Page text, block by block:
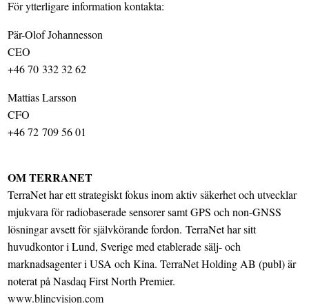
För ytterligare information kontakta:
Pär-Olof Johannesson
CEO
+46 70 332 32 62
Mattias Larsson
CFO
+46 72 709 56 01
OM TERRANET
TerraNet har ett strategiskt fokus inom aktiv säkerhet och utvecklar
mjukvara för radiobaserade sensorer samt GPS och non-GNSS
lösningar avsett för självkörande fordon. TerraNet har sitt
huvudkontor i Lund, Sverige med etablerade sälj- och
marknadsagenter i USA och Kina. TerraNet Holding AB (publ) är
noterat på Nasdaq First North Premier.
www.blincvision.com